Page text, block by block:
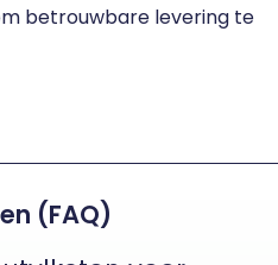
betrouwbare levering te
(FAQ)